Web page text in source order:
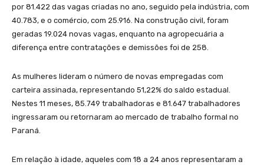
por 81.422 das vagas criadas no ano, seguido pela indústria, com
40.783, e o comércio, com 25.916. Na construção civil, foram
geradas 19.024 novas vagas, enquanto na agropecuária a
diferença entre contratações e demissões foi de 258.
As mulheres lideram o número de novas empregadas com
carteira assinada, representando 51,22% do saldo estadual.
Nestes 11 meses, 85.749 trabalhadoras e 81.647 trabalhadores
ingressaram ou retornaram ao mercado de trabalho formal no
Paraná.
Em relação à idade, aqueles com 18 a 24 anos representaram a